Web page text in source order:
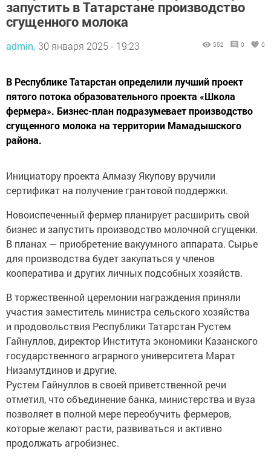
запустить в Татарстане производство
сгущенного молока
admin, 30 января 2025 - 19:23 552 0 0
В Республике Татарстан определили лучший проект
пятого потока образовательного проекта «Школа
фермера». Бизнес-план подразумевает производство
сгущенного молока на территории Мамадышского
района.
Инициатору проекта Алмазу Якупову вручили
сертификат на получение грантовой поддержки.
Новоиспеченный фермер планирует расширить свой
бизнес и запустить производство молочной сгущенки.
В планах — приобретение вакуумного аппарата. Сырье
для производства будет закупаться у членов
кооператива и других личных подсобных хозяйств.
В торжественной церемонии награждения приняли
участия заместитель министра сельского хозяйства
и продовольствия Республики Татарстан Рустем
Гайнуллов, директор Института экономики Казанского
государственного аграрного университета Марат
Низамутдинов и другие.
Рустем Гайнуллов в своей приветственной речи
отметил, что объединение банка, министерства и вуза
позволяет в полной мере переобучить фермеров,
которые желают расти, развиваться и активно
продолжать агробизнес.